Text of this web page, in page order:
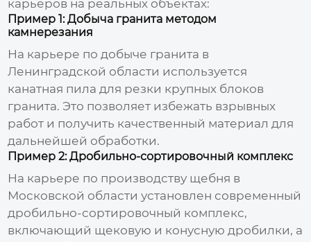
карьеров на реальных объектах:
Пример 1: Добыча гранита методом
камнерезания
На карьере по добыче гранита в
Ленинградской области используется
канатная пила для резки крупных блоков
гранита. Это позволяет избежать взрывных
работ и получить качественный материал для
дальнейшей обработки.
Пример 2: Дробильно-сортировочный комплекс
На карьере по производству щебня в
Московской области установлен современный
дробильно-сортировочный комплекс,
включающий щековую и конусную дробилки, а